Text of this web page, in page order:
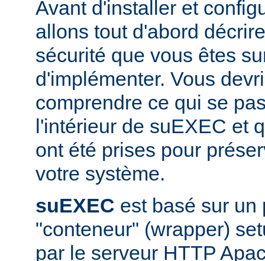
Avant d'installer et
allons tout d'abord
sécurité que vous êtes
d'implémenter. Vous
comprendre ce qui se
l'intérieur de suEXEC et
ont été prises pour
votre système.
suEXEC est basé sur un
"conteneur" (wrapper)
par le serveur HTTP